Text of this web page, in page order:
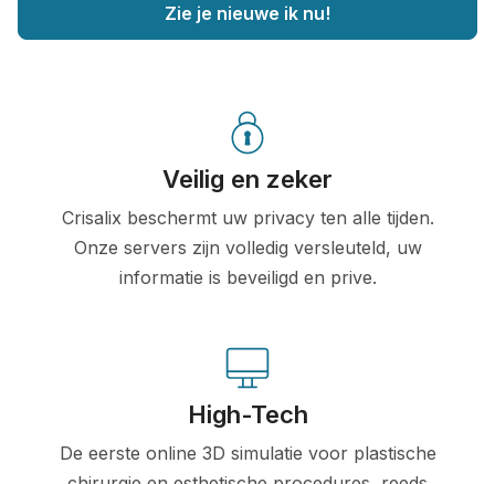
Zie je nieuwe ik nu!
Veilig en zeker
Crisalix beschermt uw privacy ten alle tijden.
Onze servers zijn volledig versleuteld, uw
informatie is beveiligd en prive.
High-Tech
De eerste online 3D simulatie voor plastische